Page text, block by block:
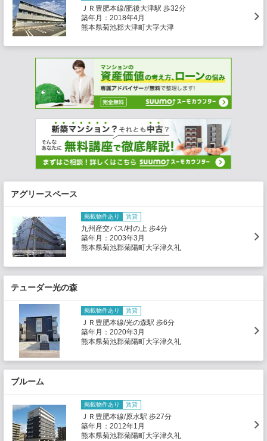
ＪＲ豊肥本線/肥後大津駅 歩32分
築年月：2018年4月
熊本県菊池郡大津町大字大津
アグリースペース
掲載物件あり 賃貸
九州産交バス/村の上 歩4分
築年月：2003年3月
熊本県菊池郡菊陽町大字津久礼
テューダー光の森
掲載物件あり 賃貸
ＪＲ豊肥本線/光の森駅 歩6分
築年月：2020年3月
熊本県菊池郡菊陽町大字津久礼
ブルーム
掲載物件あり 賃貸
ＪＲ豊肥本線/原水駅 歩27分
築年月：2012年1月
熊本県菊池郡菊陽町大字津久礼